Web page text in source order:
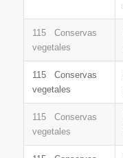
115 Conservas
vegetales
115 Conservas
vegetales
115 Conservas
vegetales